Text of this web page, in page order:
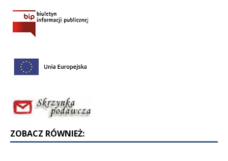
ZOBACZ RÓWNIEŻ: